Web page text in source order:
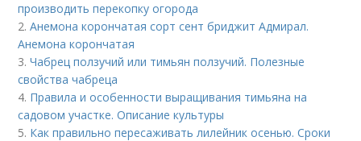
производить перекопку огорода
2.Анемона корончатая сорт сент бриджит Адмирал.
Анемона корончатая
3.Чабрец ползучий или тимьян ползучий. Полезные
свойства чабреца
4. Правила и особенности выращивания тимьяна на
садовом участке. Описание культуры
5. Как правильно пересаживать лилейник осенью. Сроки